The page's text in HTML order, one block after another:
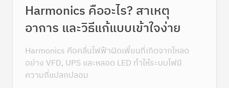
Harmonics คืออะไร? สาเหตุ
อาการ และวิธีแก้แบบเข้าใจง่าย
Harmonics คือคลื่นไฟฟ้าผิดเพี้ยนที่เกิดจากโหลด
อย่าง VFD, UPS และหลอด LED ทำให้ระบบไฟมี
ความถี่แปลกปลอม